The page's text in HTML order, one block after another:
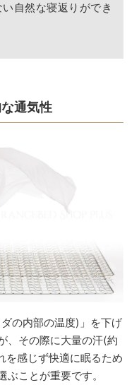
自然な寝返りができ
通気性
の内部の温度)」を下げ
、その際に大量の汗(約
を感じず快適に眠るため
ことが重要です。